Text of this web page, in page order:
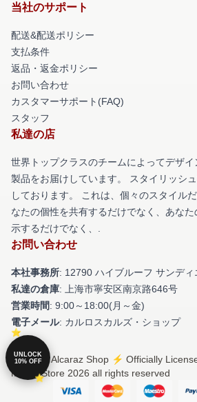
当社のサポート
配送&配送ポリシー
支払条件
返品・返金ポリシー
お問い合わせ
カスタマーサポート(FAQ)
スタッフ
私達の店
世界トップクラスのチームによってデザ
製品をお届けしています。 スタイリッシ
しております。 これは、個々のスタイル
なたの個性を共有するだけでなく、あな
示するだけでなく、.
お問い合わせ
本社事務所: 12790 ハイブルーフ サンデ
私達の倉庫: 上海市寧安区南京路646号
営業時間: 9:00～18:00(月～金)
電子メール: カルロスカルズ・ショップ
© Carlos Alcaraz Shop ⚡️ Officially
Merch Store 2026 all rights reserved
UNLOCK
10% OFF